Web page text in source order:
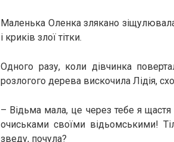
Маленька Оленка злякано
і криків злої тітки.
Одного разу, коли дівчинка
розлогого дерева вискочила Лідія,
– Відьма мала, це через тебе я
очиськами своїми відьомськими!
зведу, почула?